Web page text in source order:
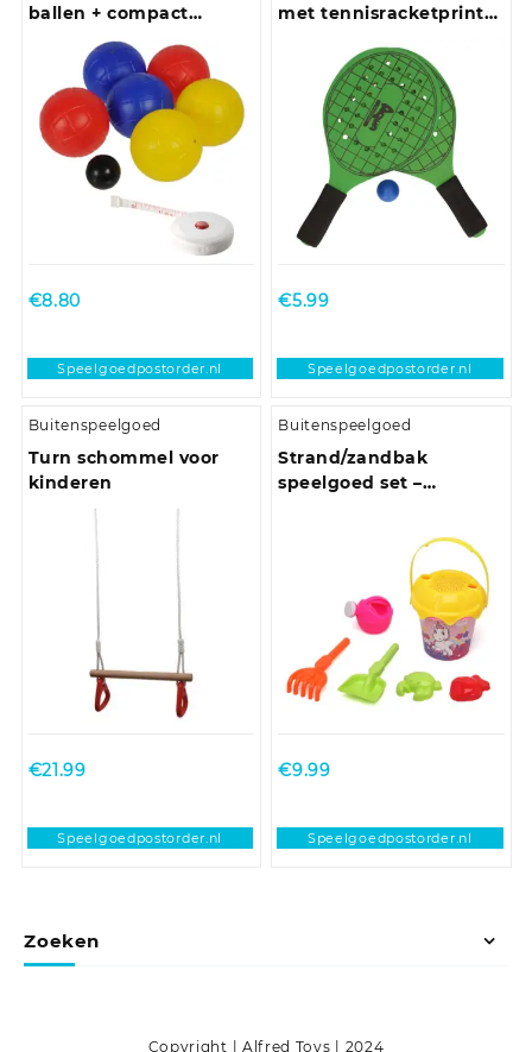
ballen + compact
meetlint 1,5 meter
€8.80
Speelgoedpostorder.nl
met tennisracketprint
€5.99
Speelgoedpostorder.nl
Buitenspeelgoed
Turn schommel voor
kinderen
€21.99
Speelgoedpostorder.nl
Buitenspeelgoed
Strand/zandbak
speelgoed set –
vormpjes – plastic –
peuter/kind – eenhoorn
€9.99
Speelgoedpostorder.nl
Zoeken
Copyright | Alfred Toys | 2024